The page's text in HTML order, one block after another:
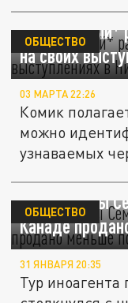
Комик Белый*
на своих
ОБЩЕСТВО
03 МАРТА 22:26
Комик
можно
узнаваемых
На концерты
Канаде
ОБЩЕСТВО
31 ЯНВАРЯ 20:35
Тур